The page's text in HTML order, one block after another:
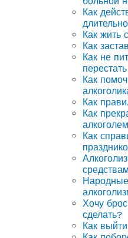
Как
Как жить
Как
Как не
Как
Как
Как
Как
Хочу
сделать?
Как